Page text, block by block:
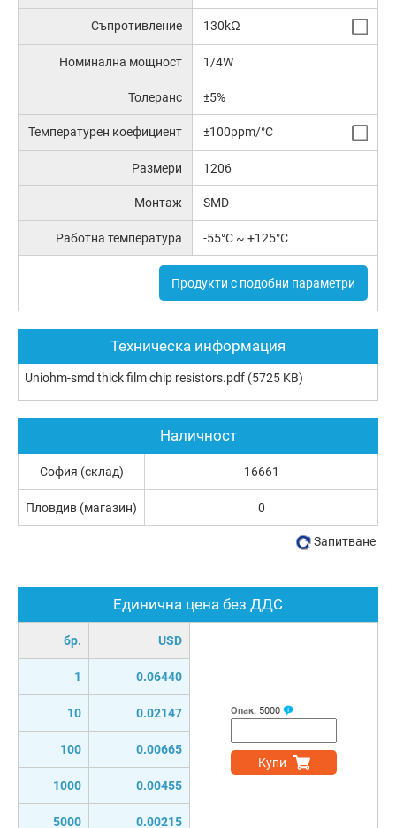
Съпротивление 130kΩ
Номинална мощност 1/4W
Толеранс ±5%
Температурен коефициент ±100ppm/°C
Размери 1206
Монтаж SMD
Работна температура -55°C ~ +125°C
Продукти с подобни параметри
Техническа информация
Uniohm-smd thick film chip resistors.pdf (5725 KB)
Единична цена без ДДС
бр. USD
1 0.06440
10 0.02147
100 0.00665
1000 0.00455
5000 0.00215
Опак. 5000
Купи
Наличност
София (склад) 16661
Пловдив (магазин) 0
Запитване